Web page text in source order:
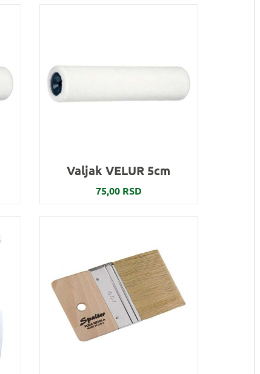
Valjak VELUR 5cm
75,00 RSD